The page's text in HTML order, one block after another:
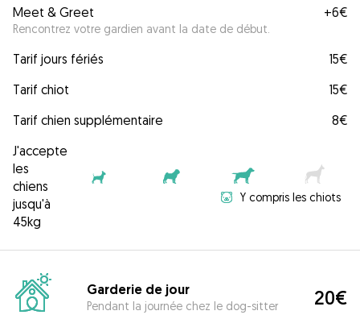
Meet & Greet
Rencontrez votre gardien avant la date de début.
+6€
Tarif jours fériés
15€
Tarif chiot
15€
Tarif chien supplémentaire
8€
J'accepte
les
chiens
jusqu'à
45kg
Y compris les chiots
Garderie de jour
Pendant la journée chez le dog-sitter 20€